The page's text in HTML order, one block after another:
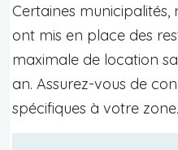
Certaines
ont mis en place des
maximale de location
an. Assurez-vous de
spécifiques à votre zone.